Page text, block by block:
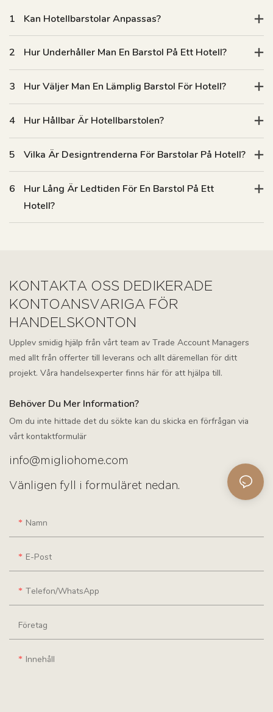
1 Kan Hotellbarstolar Anpassas?
2 Hur Underhåller Man En Barstol På Ett Hotell?
3 Hur Väljer Man En Lämplig Barstol För Hotell?
4 Hur Hållbar Är Hotellbarstolen?
5 Vilka Är Designtrenderna För Barstolar På Hotell?
6
Hur Lång Är Ledtiden För En Barstol På Ett
Hotell?
KONTAKTA OSS DEDIKERADE
KONTOANSVARIGA FÖR
HANDELSKONTON
Upplev smidig hjälp från vårt team av Trade Account Managers
med allt från offerter till leverans och allt däremellan för ditt
projekt. Våra handelsexperter finns här för att hjälpa till.
Behöver Du Mer Information?
Om du inte hittade det du sökte kan du skicka en förfrågan via
vårt kontaktformulär
info@migliohome.com
Vänligen fyll i formuläret nedan.
Namn
E-Post
Telefon/WhatsApp
Företag
Innehåll